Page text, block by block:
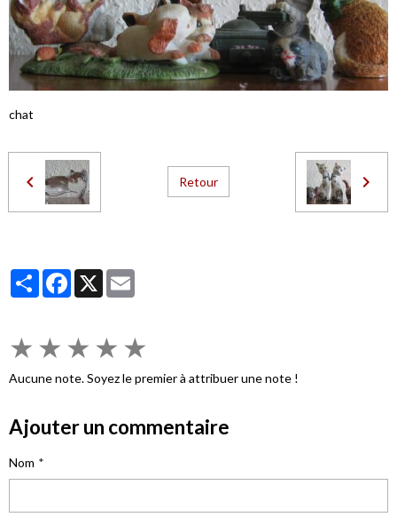
chat
Retour
PartagerFacebook
X
★ ★ ★ ★ ★
Aucune note. Soyez le premier à attribuer une note !
Ajouter un commentaire
Nom